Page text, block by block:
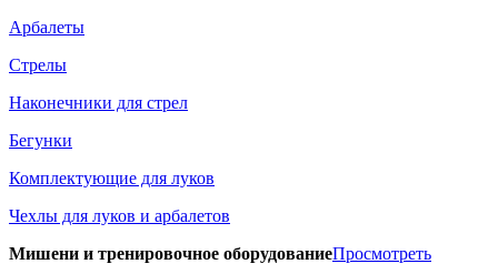
Арбалеты
Стрелы
Наконечники для стрел
Бегунки
Комплектующие для луков
Чехлы для луков и арбалетов
Мишени и тренировочное оборудованиеПросмотреть